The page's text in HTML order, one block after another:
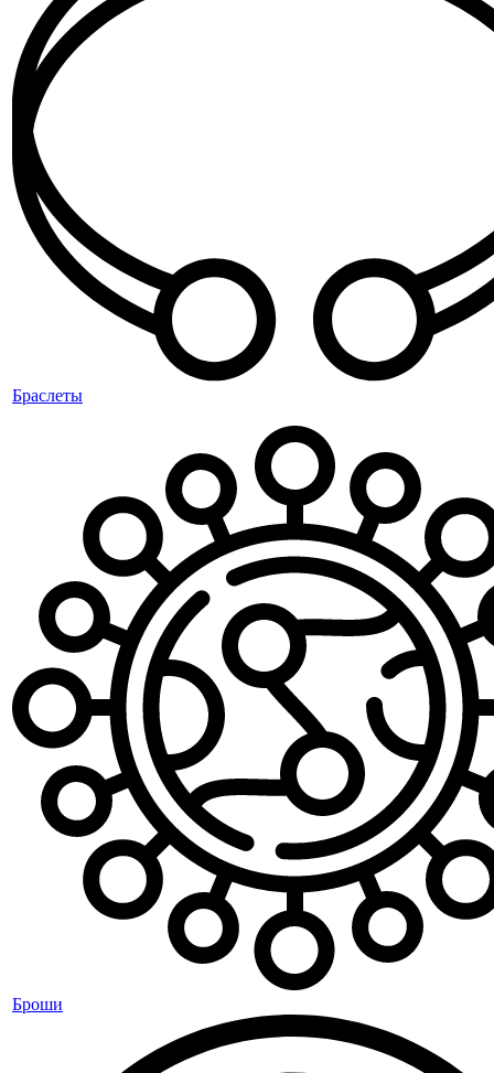
Браслеты
Броши